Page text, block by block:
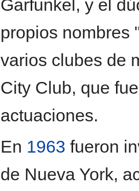
Garfunkel, y el
propios nombres
varios clubes de
City Club, que
actuaciones.
En 1963 fueron
de Nueva York,